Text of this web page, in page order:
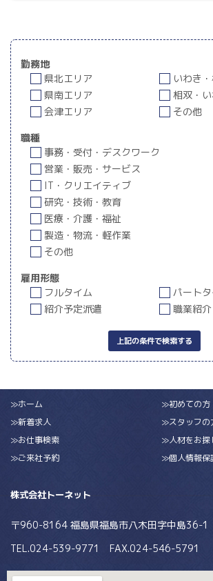
勤務地
県北エリア
いわき
県南エリア
相双・
会津エリア
その他
職種
事務・受付・デスクワーク
営業・販売・サービス
IT・クリエイティブ
研究・技術・教育
医療・介護・福祉
製造・物流・軽作業
その他
雇用形態
フルタイム
パート
紹介予定派遣
職業紹介
上記の条件で検索する
株式会社トーネット
〒960-8164 福島県福島市八木田字中島36-1
TEL.024-539-9771 FAX.024-546-5791
≫ホーム
≫新着求人
≫お仕事検索
≫ご来社予約
≫初めての方
≫スタッフの
≫人材をお探
≫個人情報保